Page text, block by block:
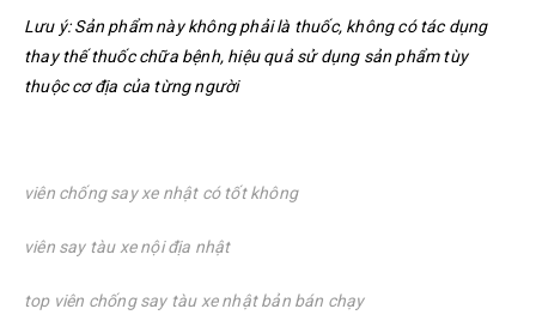
Lưu ý: Sản phẩm này không phải là thuốc, không có tác dụng
thay thế thuốc chữa bệnh, hiệu quả sử dụng sản phẩm tùy
thuộc cơ địa của từng người
viên chống say xe nhật có tốt không
viên say tàu xe nội địa nhật
top viên chống say tàu xe nhật bản bán chạy